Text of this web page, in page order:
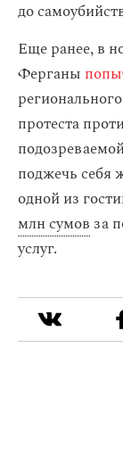
до
Еще ранее, в
Ферганы
протеста
поджечь себя
одной из
млн сумов за
услуг.